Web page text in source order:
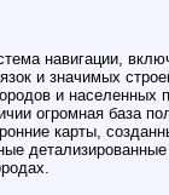
навигации,
и значимых
и
огромная база
карты,